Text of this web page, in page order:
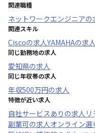
関連職種
ネットワークエンジニアの
関連スキル
Ciscoの求人YAMAHAの求人
同じ勤務地の求人
愛知県の求人
同じ年収帯の求人
年収500万円の求人
特徴が近い求人
自社サービスあり の求人
副業可の求人オンライン選